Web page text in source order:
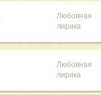
Любовная
лирика
Любовная
лирика